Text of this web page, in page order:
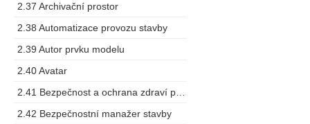
2.37 Archivační prostor
2.38 Automatizace provozu stavby
2.39 Autor prvku modelu
2.40 Avatar
2.42 Bezpečnostní manažer stavby